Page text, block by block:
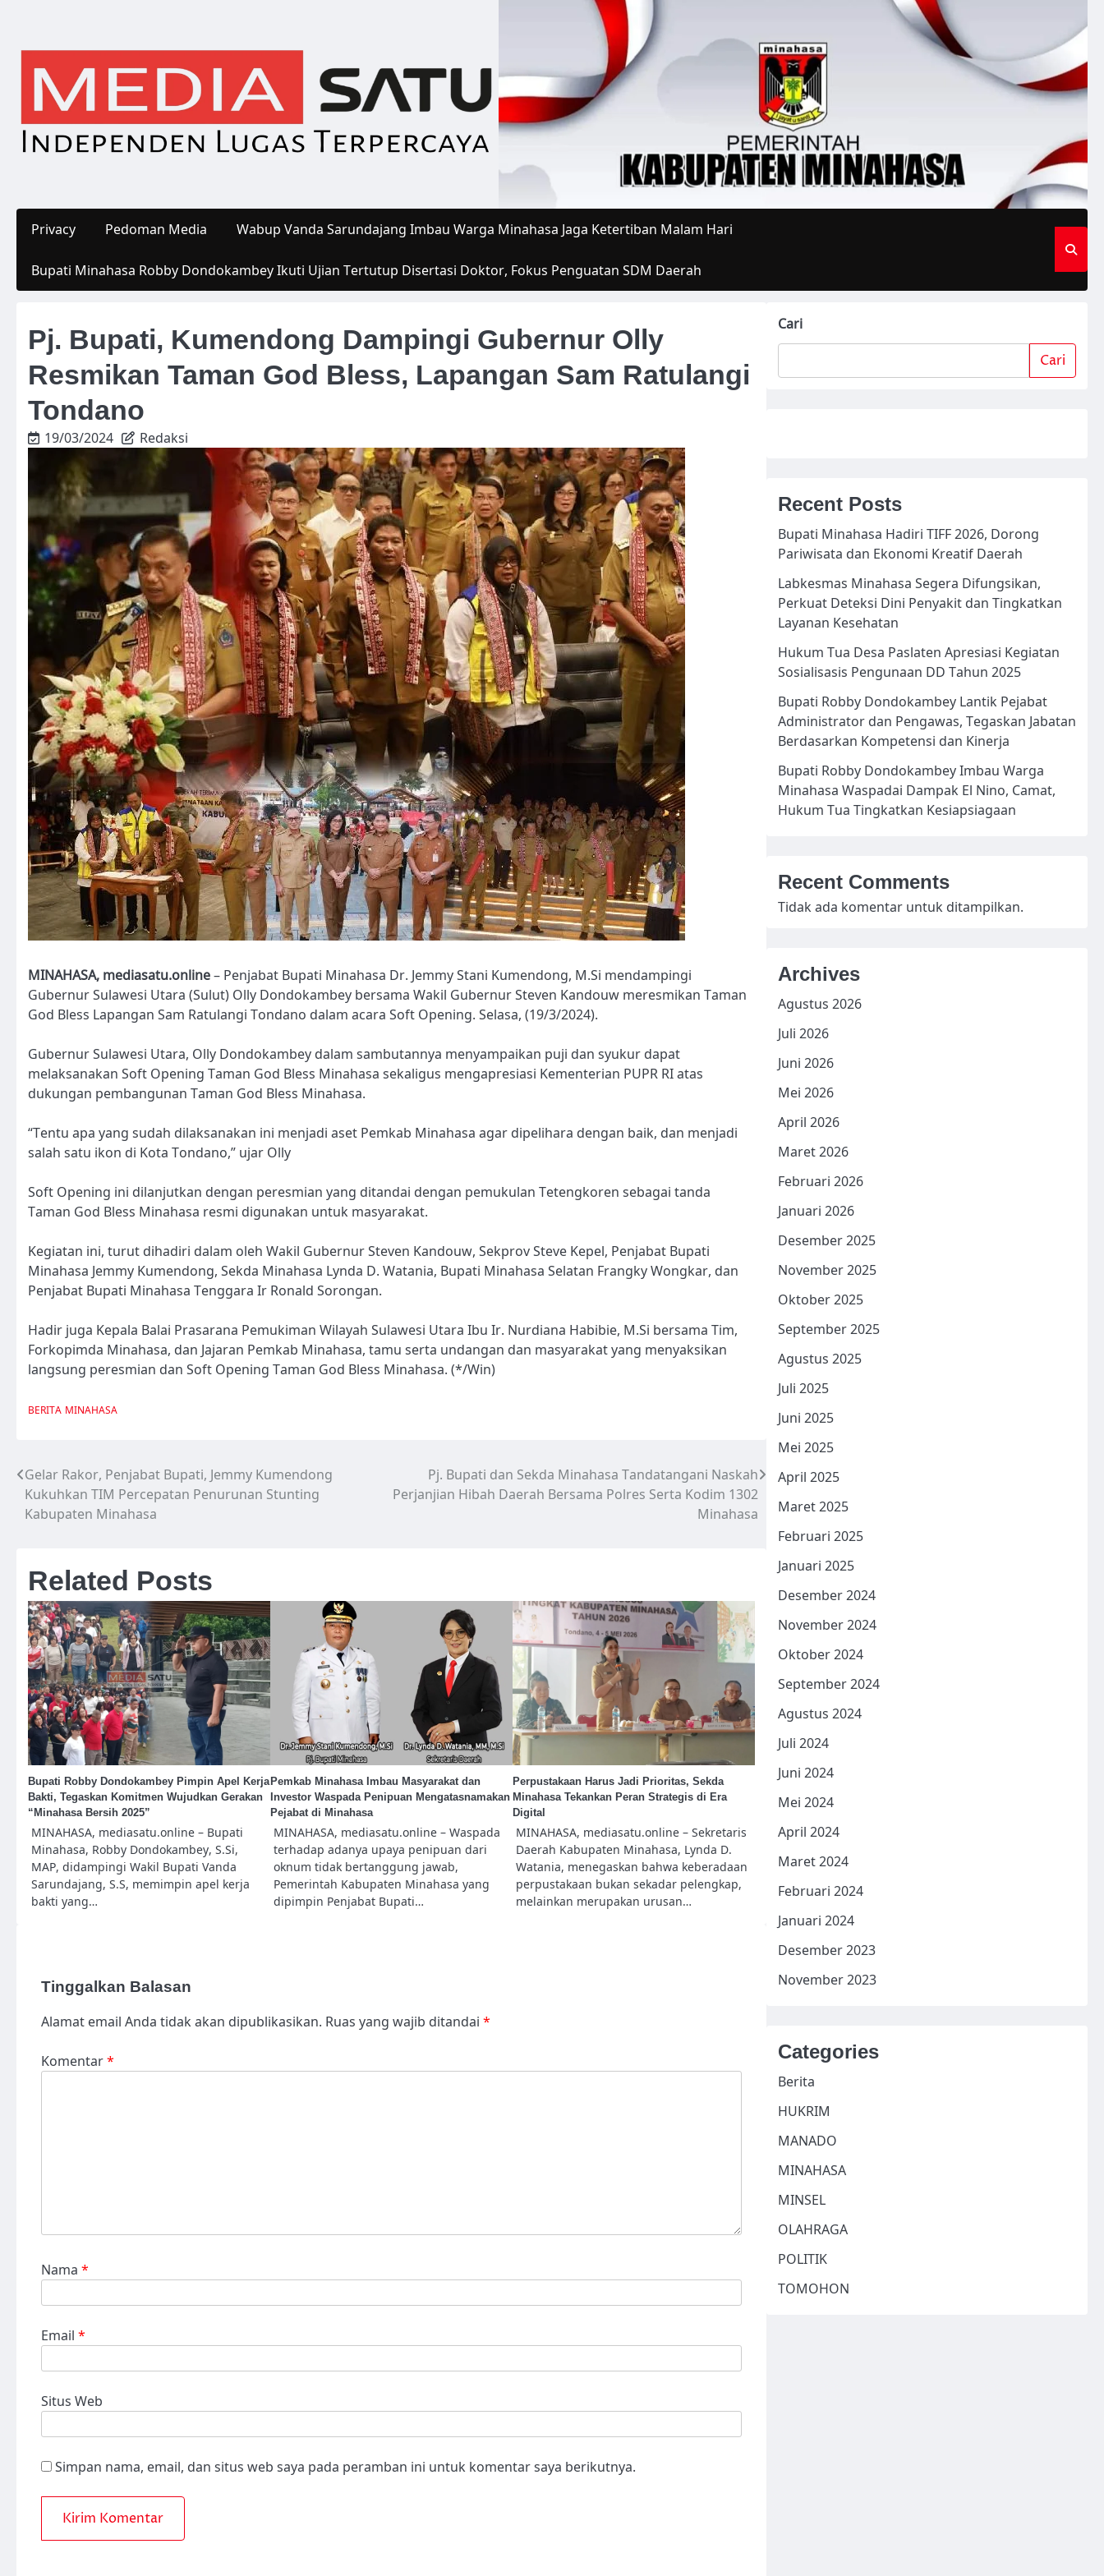
content
Privacy Pedoman Media Wabup Vanda Sarundajang Imbau Warga Minahasa Jaga Ketertiban Malam Hari
Bupati Minahasa Robby Dondokambey Ikuti Ujian Tertutup Disertasi Doktor, Fokus Penguatan SDM Daerah
Pj. Bupati, Kumendong Dampingi Gubernur Olly
Resmikan Taman God Bless, Lapangan Sam Ratulangi
Tondano
19/03/2024 Redaksi
MINAHASA, mediasatu.online– Penjabat Bupati Minahasa Dr. Jemmy Stani Kumendong, M.Si mendampingi
Gubernur Sulawesi Utara (Sulut) Olly Dondokambey bersama Wakil Gubernur Steven Kandouw meresmikan Taman
God Bless Lapangan Sam Ratulangi Tondano dalam acara Soft Opening. Selasa, (19/3/2024).
Gubernur Sulawesi Utara, Olly Dondokambey dalam sambutannya menyampaikan puji dan syukur dapat
melaksanakan Soft Opening Taman God Bless Minahasa sekaligus mengapresiasi Kementerian PUPR RI atas
dukungan pembangunan Taman God Bless Minahasa.
“Tentu apa yang sudah dilaksanakan ini menjadi aset Pemkab Minahasa agar dipelihara dengan baik, dan menjadi
salah satu ikon di Kota Tondano,” ujar Olly
Soft Opening ini dilanjutkan dengan peresmian yang ditandai dengan pemukulan Tetengkoren sebagai tanda
Taman God Bless Minahasa resmi digunakan untuk masyarakat.
Kegiatan ini, turut dihadiri dalam oleh Wakil Gubernur Steven Kandouw, Sekprov Steve Kepel, Penjabat Bupati
Minahasa Jemmy Kumendong, Sekda Minahasa Lynda D. Watania, Bupati Minahasa Selatan Frangky Wongkar, dan
Penjabat Bupati Minahasa Tenggara Ir Ronald Sorongan.
Hadir juga Kepala Balai Prasarana Pemukiman Wilayah Sulawesi Utara Ibu Ir. Nurdiana Habibie, M.Si bersama Tim,
Forkopimda Minahasa, dan Jajaran Pemkab Minahasa, tamu serta undangan dan masyarakat yang menyaksikan
langsung peresmian dan Soft Opening Taman God Bless Minahasa. (*/Win)
BERITA MINAHASA
Navigasi
pos
Gelar Rakor, Penjabat Bupati, Jemmy Kumendong
Kukuhkan TIM Percepatan Penurunan Stunting
Kabupaten Minahasa
Pj. Bupati dan Sekda Minahasa Tandatangani Naskah
Perjanjian Hibah Daerah Bersama Polres Serta Kodim 1302
Minahasa
Related Posts
Bupati Robby Dondokambey Pimpin Apel Kerja
Bakti, Tegaskan Komitmen Wujudkan Gerakan
“Minahasa Bersih 2025”
MINAHASA, mediasatu.online – Bupati
Minahasa, Robby Dondokambey, S.Si,
MAP, didampingi Wakil Bupati Vanda
Sarundajang, S.S, memimpin apel kerja
bakti yang…
Pemkab Minahasa Imbau Masyarakat dan
Investor Waspada Penipuan Mengatasnamakan
Pejabat di Minahasa
MINAHASA, mediasatu.online – Waspada
terhadap adanya upaya penipuan dari
oknum tidak bertanggung jawab,
Pemerintah Kabupaten Minahasa yang
dipimpin Penjabat Bupati…
Perpustakaan Harus Jadi Prioritas, Sekda
Minahasa Tekankan Peran Strategis di Era
Digital
MINAHASA, mediasatu.online – Sekretaris
Daerah Kabupaten Minahasa, Lynda D.
Watania, menegaskan bahwa keberadaan
perpustakaan bukan sekadar pelengkap,
melainkan merupakan urusan…
Tinggalkan Balasan
Alamat email Anda tidak akan dipublikasikan. Ruas yang wajib ditandai *
Komentar*
Nama *
Email *
Situs Web
Simpan nama, email, dan situs web saya pada peramban ini untuk komentar saya berikutnya.
Cari
Cari
Recent Posts
Bupati Minahasa Hadiri TIFF 2026, Dorong
Pariwisata dan Ekonomi Kreatif Daerah
Labkesmas Minahasa Segera Difungsikan,
Perkuat Deteksi Dini Penyakit dan Tingkatkan
Layanan Kesehatan
Hukum Tua Desa Paslaten Apresiasi Kegiatan
Sosialisasis Pengunaan DD Tahun 2025
Bupati Robby Dondokambey Lantik Pejabat
Administrator dan Pengawas, Tegaskan Jabatan
Berdasarkan Kompetensi dan Kinerja
Bupati Robby Dondokambey Imbau Warga
Minahasa Waspadai Dampak El Nino, Camat,
Hukum Tua Tingkatkan Kesiapsiagaan
Recent Comments
Tidak ada komentar untuk ditampilkan.
Archives
Agustus 2026
Juli 2026
Juni 2026
Mei 2026
April 2026
Maret 2026
Februari 2026
Januari 2026
Desember 2025
November 2025
Oktober 2025
September 2025
Agustus 2025
Juli 2025
Juni 2025
Mei 2025
April 2025
Maret 2025
Februari 2025
Januari 2025
Desember 2024
November 2024
Oktober 2024
September 2024
Agustus 2024
Juli 2024
Juni 2024
Mei 2024
April 2024
Maret 2024
Februari 2024
Januari 2024
Desember 2023
November 2023
Categories
Berita
HUKRIM
MANADO
MINAHASA
MINSEL
OLAHRAGA
POLITIK
TOMOHON